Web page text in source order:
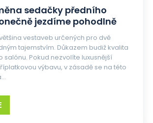
sedačky předního
jezdíme pohodlně
vestaveb určených pro dvě
tajemstvím. Důkazem budiž kvalita
salónu. Pokud nezvolíte luxusnější
výbavu, v zásadě se na této